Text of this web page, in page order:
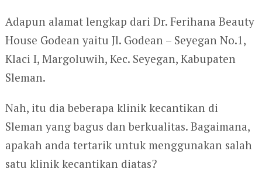
Adapun alamat lengkap dari Dr. Ferihana Beauty
House Godean yaitu Jl. Godean – Seyegan No.1,
Klaci I, Margoluwih, Kec. Seyegan, Kabupaten
Sleman.
Nah, itu dia beberapa klinik kecantikan di
Sleman yang bagus dan berkualitas. Bagaimana,
apakah anda tertarik untuk menggunakan salah
satu klinik kecantikan diatas?